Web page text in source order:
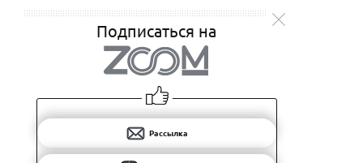
Подписаться на
Рассылка